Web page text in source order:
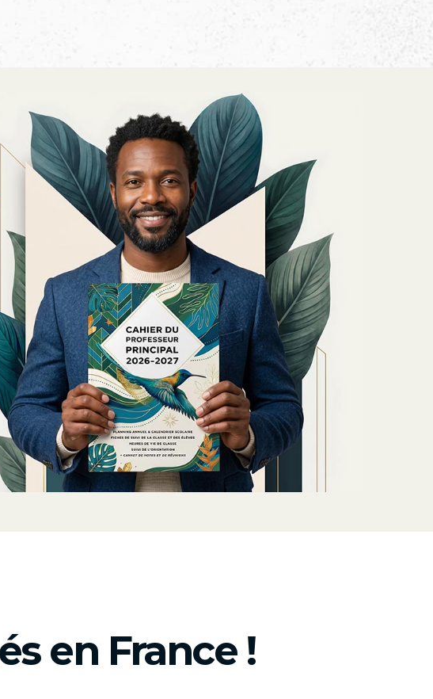
en France !